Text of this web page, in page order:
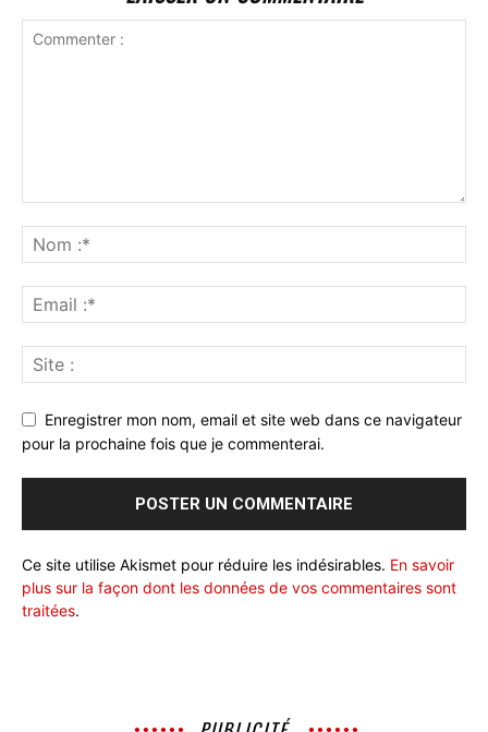
Enregistrer mon nom, email et site web dans ce navigateur
pour la prochaine fois que je commenterai.
Ce site utilise Akismet pour réduire les indésirables. En savoir
plus sur la façon dont les données de vos commentaires sont
traitées.